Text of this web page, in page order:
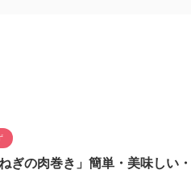
ぎの肉巻き」簡単・美味しい